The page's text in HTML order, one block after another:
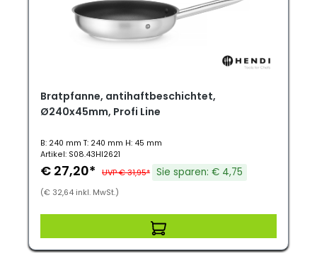
Bratpfanne, antihaftbeschichtet,
Ø240x45mm, Profi Line
B: 240 mm T: 240 mm H: 45 mm
Artikel: S08.43HI2621
€ 27,20* UVP € 31,95* Sie sparen: € 4,75
(€ 32,64 inkl. MwSt.)